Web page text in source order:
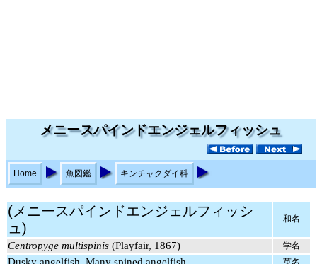
メニースパインドエンジェルフィッシュ
Home 魚図鑑 キンチャクダイ科
(メニースパインドエンジェルフィッシ
ュ)
和名
Centropyge multispinis (Playfair, 1867) 学名
英名